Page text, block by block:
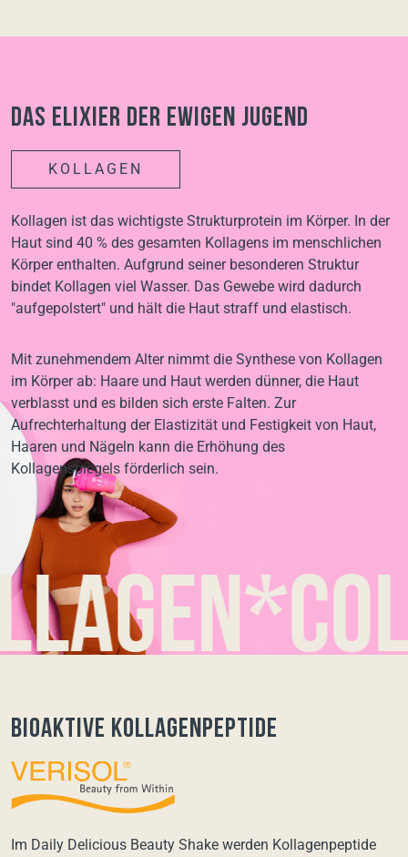
Das Elixier der ewigen Jugend
KOLLAGEN
Kollagen ist das wichtigste Strukturprotein im Körper. In der
Haut sind 40 % des gesamten Kollagens im menschlichen
Körper enthalten. Aufgrund seiner besonderen Struktur
bindet Kollagen viel Wasser. Das Gewebe wird dadurch
"aufgepolstert" und hält die Haut straff und elastisch.
Mit zunehmendem Alter nimmt die Synthese von Kollagen
im Körper ab: Haare und Haut werden dünner, die Haut
verblasst und es bilden sich erste Falten. Zur
Aufrechterhaltung der Elastizität und Festigkeit von Haut,
Haaren und Nägeln kann die Erhöhung des
Kollagenspiegels förderlich sein.
Bioaktive Kollagenpeptide
Im Daily Delicious Beauty Shake werden Kollagenpeptide